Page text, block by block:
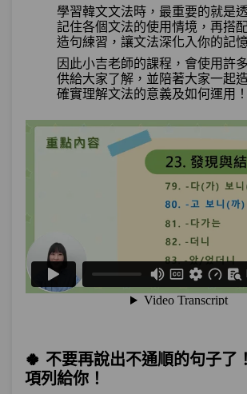
學習韓文文法時，最重要的就是
記住各個文法的使用情境， 再搭
造句練習，讓文法深化入你的記憶
因此小吉老師的課程，會使用許
供給大家了解，並陪著大家一起
確實理解文法的意義及如何運用！
🍀 不要再說出不通順的句子了
項列給你！